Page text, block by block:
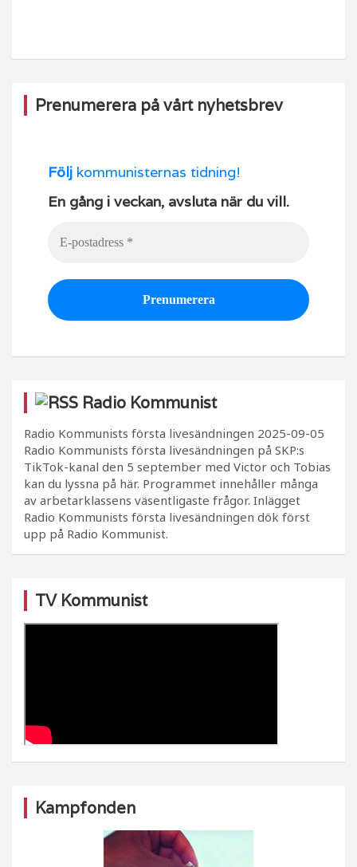
k
Prenumerera på vårt nyhetsbrev
Följ kommunisternas tidning!
En gång i veckan, avsluta när du vill.
Radio Kommunist
Radio Kommunists första livesändningen 2025-09-05
Radio Kommunists första livesändningen på SKP:s
TikTok-kanal den 5 september med Victor och Tobias
kan du lyssna på här. Programmet innehåller många
av arbetarklassens väsentligaste frågor. Inlägget
Radio Kommunists första livesändningen dök först
upp på Radio Kommunist.
TV Kommunist
Kampfonden